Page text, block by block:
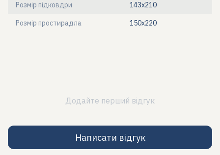
Розмір підковдри 143x210
Розмір простирадла 150х220
Додайте перший відгук
Написати відгук